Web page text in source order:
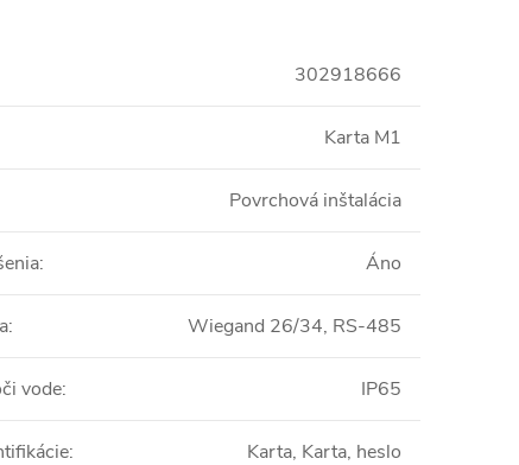
302918666
Karta M1
Povrchová inštalácia
: Áno
: Wiegand 26/34, RS-485
vode: IP65
: Karta, Karta, heslo
- Chat